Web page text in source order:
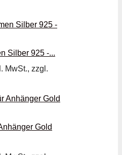
Silber 925 -...
MwSt., zzgl.
Gold